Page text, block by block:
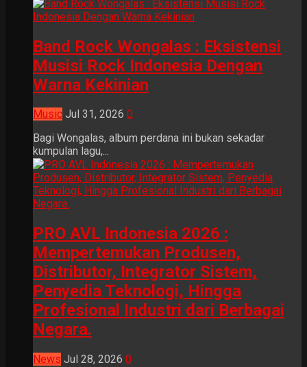
Band Rock Wongalas : Eksistensi
Musisi Rock Indonesia Dengan
Warna Kekinian
Music Jul 31, 2026 0
Bagi Wongalas, album perdana ini bukan sekadar
kumpulan lagu,...
PRO AVL Indonesia 2026 :
Mempertemukan Produsen,
Distributor, Integrator Sistem,
Penyedia Teknologi, Hingga
Profesional Industri dari Berbagai
Negara.
News Jul 28, 2026 0